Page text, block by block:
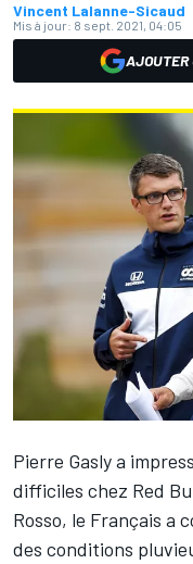
Vincent Lalanne-Sicaud
Mis à jour: 8 sept. 2021, 04:05
AJOUTER
Pierre Gaslya
difficiles chez Red
Rosso, le Français a
des conditions